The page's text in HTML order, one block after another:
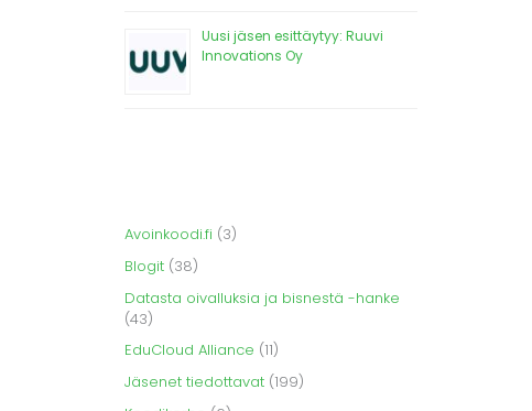
Uusi jäsen esittäytyy: Ruuvi
Innovations Oy
Avoinkoodi.fi (3)
Blogit (38)
Datasta oivalluksia ja bisnestä -hanke
(43)
EduCloud Alliance (11)
Jäsenet tiedottavat (199)